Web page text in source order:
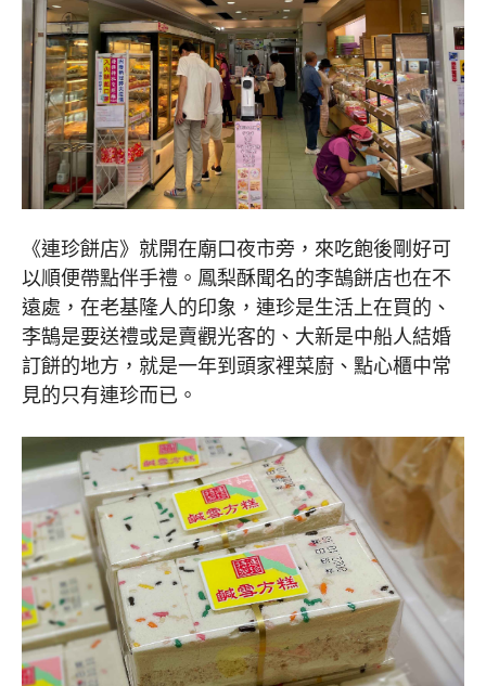
《連珍餅店》就開在廟口夜市旁，來吃飽後剛好可
以順便帶點伴手禮。鳳梨酥聞名的李鵠餅店也在不
遠處，在老基隆人的印象，連珍是生活上在買的、
李鵠是要送禮或是賣觀光客的、大新是中船人結婚
訂餅的地方，就是一年到頭家裡菜廚、點心櫃中常
見的只有連珍而已。